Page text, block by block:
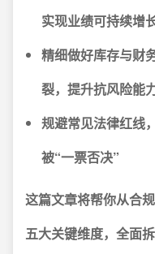
实现业绩可持续增
精细做好库存与财
裂，提升抗风险能
规避常见法律红线
被“一票否决”
这篇文章将帮你从合
五大关键维度，全面